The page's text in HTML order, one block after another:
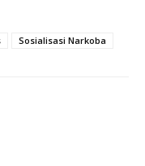
Sosialisasi Narkoba